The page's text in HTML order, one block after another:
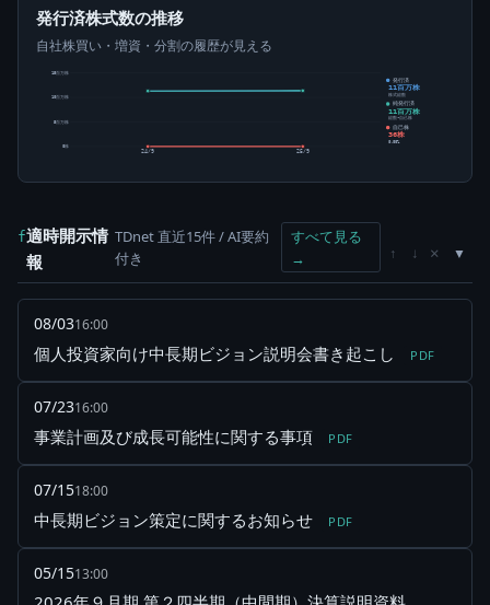
発行済株式数の推移
自社株買い・増資・分割の履歴が見える
0株
5百万株
10百万株
15百万株
24/9 25/9
発行済
11百万株
株式総数
純発行済
11百万株
総数-自己株
自己株
36株
0.00%
f適時開示情
報
TDnet 直近15件 / AI要約
付き
すべて見る
→
↑ ↓ ×
08/0316:00
個人投資家向け中長期ビジョン説明会書き起こし PDF
07/2316:00
事業計画及び成長可能性に関する事項 PDF
07/1518:00
中長期ビジョン策定に関するお知らせ PDF
05/1513:00